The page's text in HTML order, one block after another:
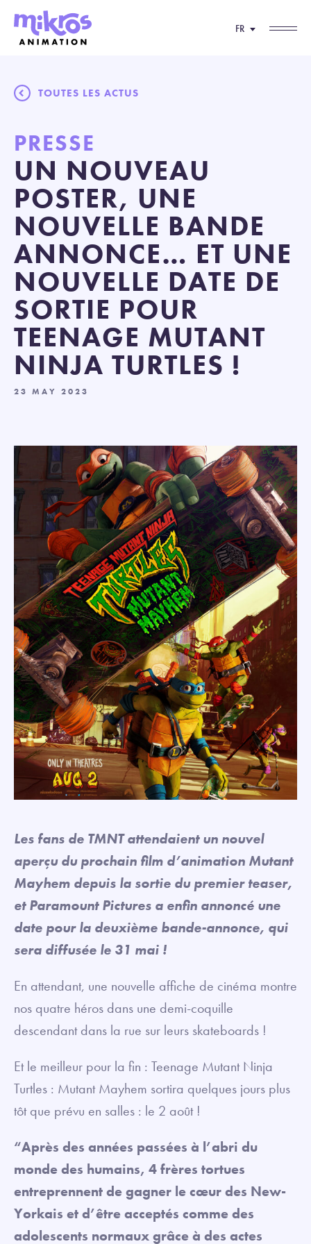
FR
TOUTES LES ACTUS
PRESSE
UN NOUVEAU
POSTER, UNE
NOUVELLE BANDE
ANNONCE… ET UNE
NOUVELLE DATE DE
SORTIE POUR
TEENAGE MUTANT
NINJA TURTLES !
23 MAY 2023
Les fans de TMNT attendaient un nouvel
aperçu du prochain film d’animation Mutant
Mayhem depuis la sortie du premier teaser,
et Paramount Pictures a enfin annoncé une
date pour la deuxième bande-annonce, qui
sera diffusée le 31 mai !
En attendant, une nouvelle affiche de cinéma montre
nos quatre héros dans une demi-coquille
descendant dans la rue sur leurs skateboards !
Et le meilleur pour la fin : Teenage Mutant Ninja
Turtles : Mutant Mayhem sortira quelques jours plus
tôt que prévu en salles : le 2 août !
“Après des années passées à l’abri du
monde des humains, 4 frères tortues
entreprennent de gagner le cœur des New-
Yorkais et d’être acceptés comme des
adolescents normaux grâce à des actes